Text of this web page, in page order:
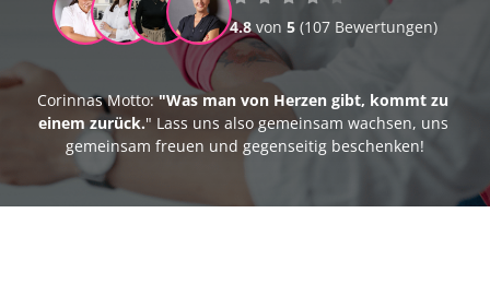
4.8 von 5 (107 Bewertungen)
Corinnas Motto: "Was man von Herzen gibt, kommt zu
einem zurück." Lass uns also gemeinsam wachsen, uns
gemeinsam freuen und gegenseitig beschenken!